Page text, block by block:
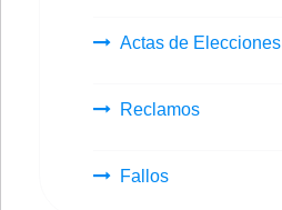
Actas de Elecciones
Reclamos
Fallos